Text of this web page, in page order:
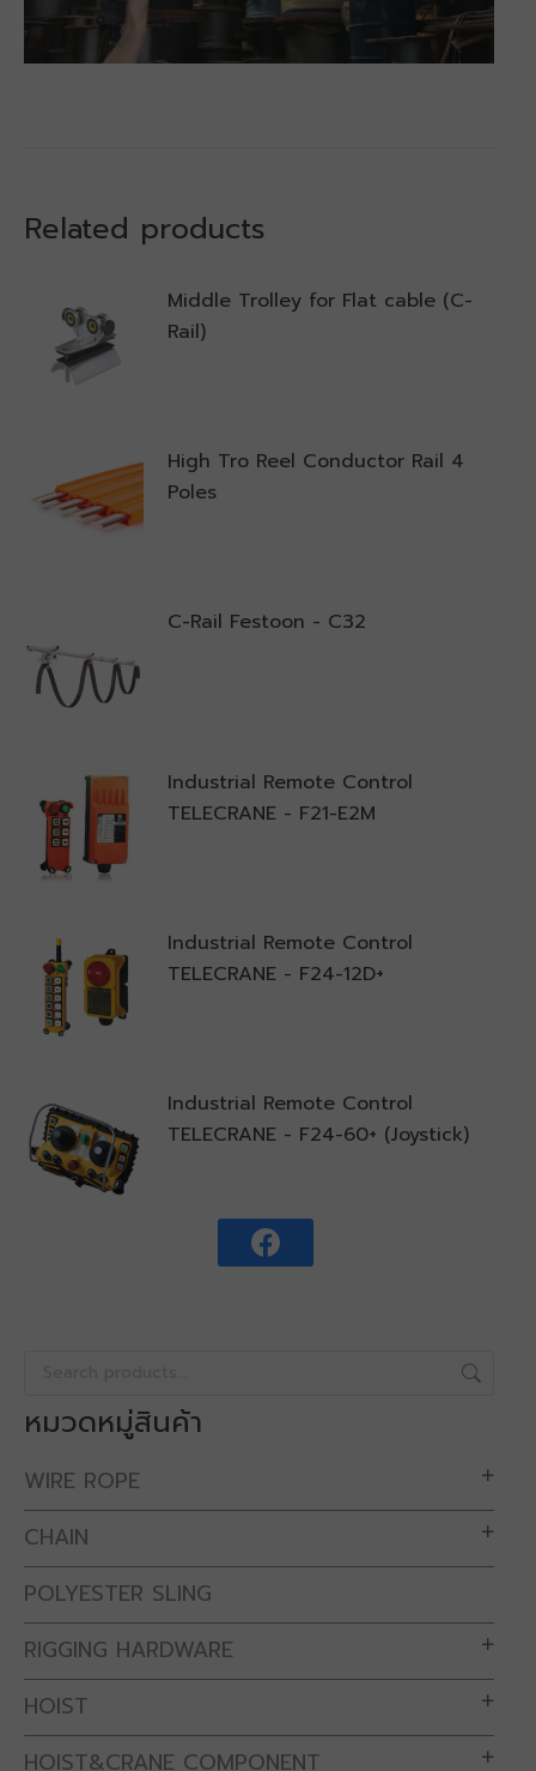
Related products
Middle Trolley for Flat cable (C-
Rail)
High Tro Reel Conductor Rail 4
Poles
C-Rail Festoon - C32
Industrial Remote Control
TELECRANE - F21-E2M
Industrial Remote Control
TELECRANE - F24-12D+
Industrial Remote Control
TELECRANE - F24-60+ (Joystick)
หมวดหมู่สินค้า
WIRE ROPE
CHAIN
POLYESTER SLING
RIGGING HARDWARE
HOIST
HOIST&CRANE COMPONENT